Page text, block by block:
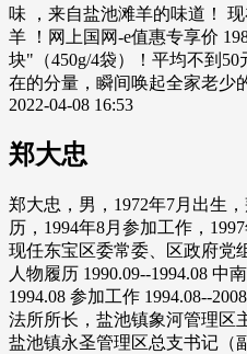
味 ，来自盐池滩羊的味道！
羊 ！网上国网-e值惠专享价
块"（450g/4袋）！平均不到
在的分量，瞬间唤起全家老少
2022-04-08 16:53
郑大忠
郑大忠，男，1972年7月出生
历，1994年8月参加工作，
现任东宝区委常委、区政府党
人物履历 1990.09--1994.08 中
1994.08 参加工作 1994.08--
法所所长，盐池镇象河管理区
盐池镇永圣管理区总支书记（